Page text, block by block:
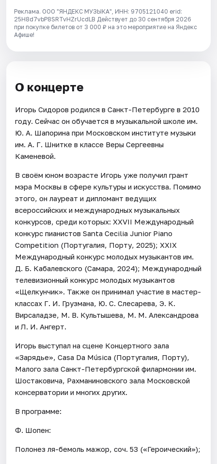
Реклама. ООО "ЯНДЕКС МУЗЫКА", ИНН: 9705121040 erid:
25H8d7vbP8SRTvHZrUcdLB Действует до 30 сентября 2026
при покупке билетов от 3 000 ₽ на это мероприятие на Яндекс
Афише!
О концерте
Игорь Сидоров родился в Санкт-Петербурге в 2010
году. Сейчас он обучается в музыкальной школе им.
Ю. А. Шапорина при Московском институте музыки
им. А. Г. Шнитке в классе Веры Сергеевны
Каменевой.
В своём юном возрасте Игорь уже получил грант
мэра Москвы в сфере культуры и искусства. Помимо
этого, он лауреат и дипломант ведущих
всероссийских и международных музыкальных
конкурсов, среди которых: XXVII Международный
конкурс пианистов Santa Cecilia Junior Piano
Competition (Португалия, Порту, 2025); XXIX
Международный конкурс молодых музыкантов им.
Д. Б. Кабалевского (Самара, 2024); Международный
телевизионный конкурс молодых музыкантов
«Щелкунчик». Также он принимал участие в мастер-
классах Г. И. Грузмана, Ю. С. Слесарева, Э. К.
Вирсаладзе, М. В. Культышева, М. М. Александрова
и Л. И. Ангерт.
Игорь выступал на сцене Концертного зала
«Зарядье», Casa Da Música (Португалия, Порту),
Малого зала Санкт-Петербургской филармонии им.
Шостаковича, Рахманиновского зала Московской
консерватории и многих других.
В программе:
Ф. Шопен:
Полонез ля-бемоль мажор, соч. 53 («Героический»);